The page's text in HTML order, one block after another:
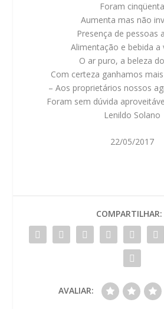
Foram cinqüenta
Aumenta mas não
Presença de pessoas
Alimentação e bebida a
O ar puro, a beleza
Com certeza ganhamos
– Aos proprietários nossos
Foram sem dúvida
Lenildo Solano
22/05/2017
COMPARTILHAR:
AVALIAR: